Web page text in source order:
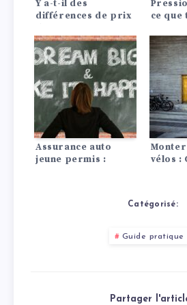
Y a-t-il des
différences de prix
entre les Lada?
ce que
Assurance auto
jeune permis :
vélos :
Catégorisé:
Guide pratique
Partager